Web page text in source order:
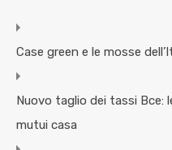
Case green e le mosse
Nuovo taglio dei tassi Bce:
mutui casa